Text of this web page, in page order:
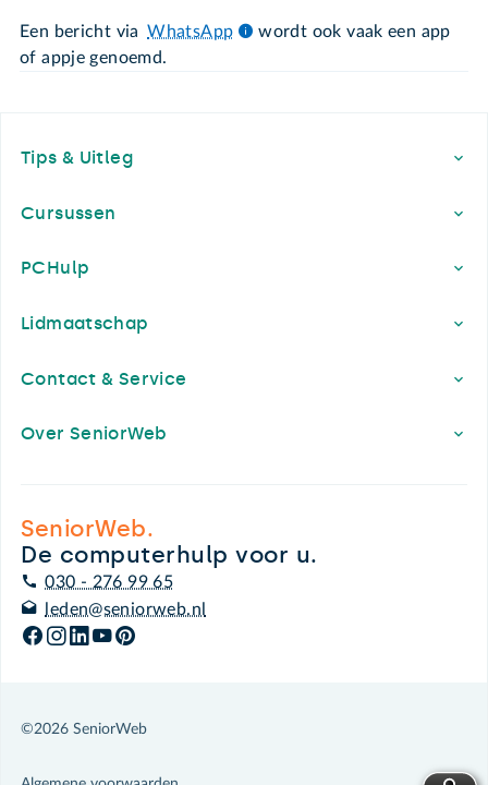
Een bericht via WhatsApp
wordt ook vaak een app
of appje genoemd.
Tips & Uitleg
Cursussen
PCHulp
Lidmaatschap
Contact & Service
Over SeniorWeb
SeniorWeb.
De computerhulp voor u.
030 - 276 99 65
leden@seniorweb.nl
©2026 SeniorWeb